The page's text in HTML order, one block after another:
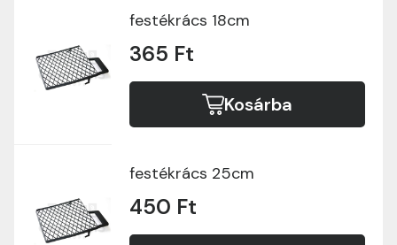
festékrács 18cm
365 Ft
Kosárba
festékrács 25cm
450 Ft